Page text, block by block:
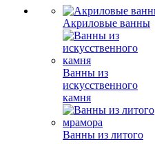
Акриловые ванны
Ванны из
искусственного
камня
Ванны из литого